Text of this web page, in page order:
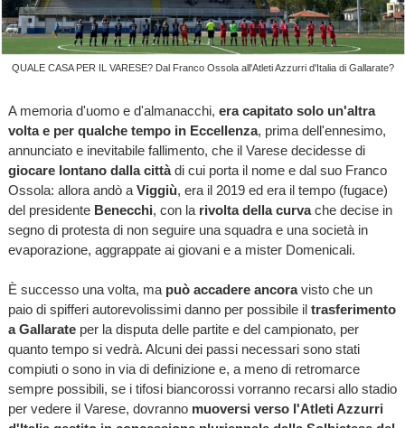
QUALE CASA PER IL VARESE? Dal Franco Ossola all'Atleti Azzurri d'Italia di Gallarate?
A memoria d'uomo e d'almanacchi, era capitato solo un'altra
volta e per qualche tempo in Eccellenza, prima dell'ennesimo,
annunciato e inevitabile fallimento, che il Varese decidesse di
giocare lontano dalla cittàdi cui porta il nome e dal suo Franco
Ossola: allora andò a Viggiù, era il 2019 ed era il tempo (fugace)
del presidente Benecchi, con la rivolta della curvache decise in
segno di protesta di non seguire una squadra e una società in
evaporazione, aggrappate ai giovani e a mister Domenicali.
È successo una volta, ma può accadere ancoravisto che un
paio di spifferi autorevolissimi danno per possibile il trasferimento
a Gallarateper la disputa delle partite e del campionato, per
quanto tempo si vedrà. Alcuni dei passi necessari sono stati
compiuti o sono in via di definizione e, a meno di retromarce
sempre possibili, se i tifosi biancorossi vorranno recarsi allo stadio
per vedere il Varese, dovranno muoversi verso l'Atleti Azzurri